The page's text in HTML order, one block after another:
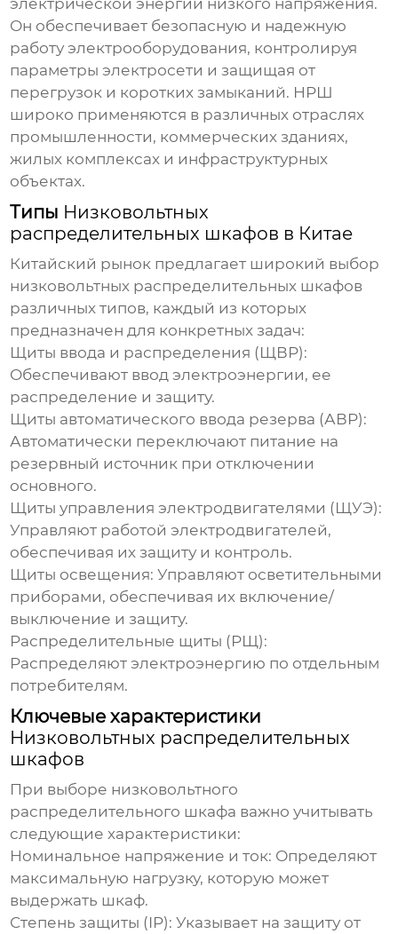
электрической энергии низкого напряжения.
Он обеспечивает безопасную и надежную
работу электрооборудования, контролируя
параметры электросети и защищая от
перегрузок и коротких замыканий. НРШ
широко применяются в различных отраслях
промышленности, коммерческих зданиях,
жилых комплексах и инфраструктурных
объектах.
Типы Низковольтных
распределительных шкафов в Китае
Китайский рынок предлагает широкий выбор
низковольтных распределительных шкафов
различных типов, каждый из которых
предназначен для конкретных задач:
Щиты ввода и распределения (ЩВР):
Обеспечивают ввод электроэнергии, ее
распределение и защиту.
Щиты автоматического ввода резерва (АВР):
Автоматически переключают питание на
резервный источник при отключении
основного.
Щиты управления электродвигателями (ЩУЭ):
Управляют работой электродвигателей,
обеспечивая их защиту и контроль.
Щиты освещения: Управляют осветительными
приборами, обеспечивая их включение/
выключение и защиту.
Распределительные щиты (РЩ):
Распределяют электроэнергию по отдельным
потребителям.
Ключевые характеристики
Низковольтных распределительных
шкафов
При выборе низковольтного
распределительного шкафа важно учитывать
следующие характеристики:
Номинальное напряжение и ток: Определяют
максимальную нагрузку, которую может
выдержать шкаф.
Степень защиты (IP): Указывает на защиту от